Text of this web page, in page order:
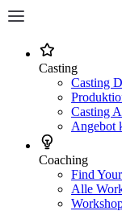
Casting
Casting
Casting
Angebot
Coaching
Find
Alle